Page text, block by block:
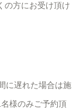
の方にお受け頂け
に遅れた場合は施
様のみご予約頂